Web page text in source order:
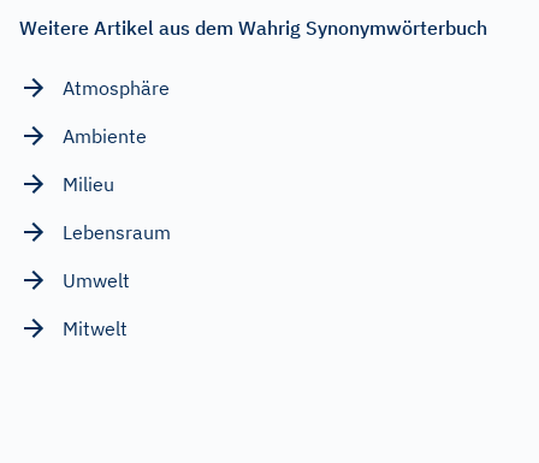
Weitere Artikel aus dem Wahrig Synonymwörterbuch
Atmosphäre
Ambiente
Milieu
Lebensraum
Umwelt
Mitwelt